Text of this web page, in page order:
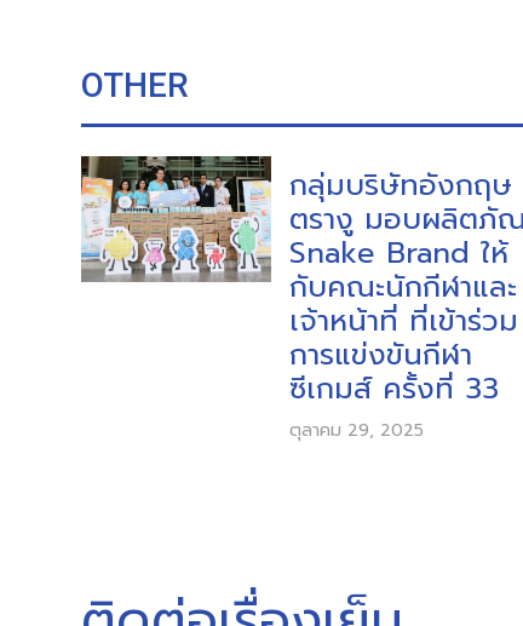
OTHER
กลุ่มบริษัทอังกฤษ
ตรางู มอบผลิตภั
Snake Brand ให้
กับคณะนักกีฬาและ
เจ้าหน้าที่ ที่เข้าร่วม
การแข่งขันกีฬา
ซีเกมส์ ครั้งที่ 33
ตุลาคม 29, 2025